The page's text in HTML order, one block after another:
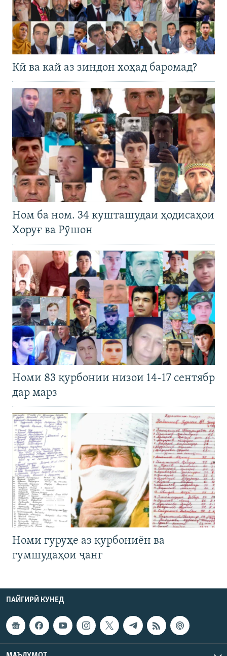
Кӣ ва кай аз зиндон хоҳад баромад?
Ном ба ном. 34 кушташудаи ҳодисаҳои
Хоруғ ва Рӯшон
Номи 83 қурбонии низои 14-17 сентябр
дар марз
Номи гуруҳе аз қурбониён ва
гумшудаҳои ҷанг
ПАЙГИРӢ КУНЕД